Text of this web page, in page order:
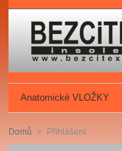
Anatomické VLOŽKY
Domů > Přihlášení